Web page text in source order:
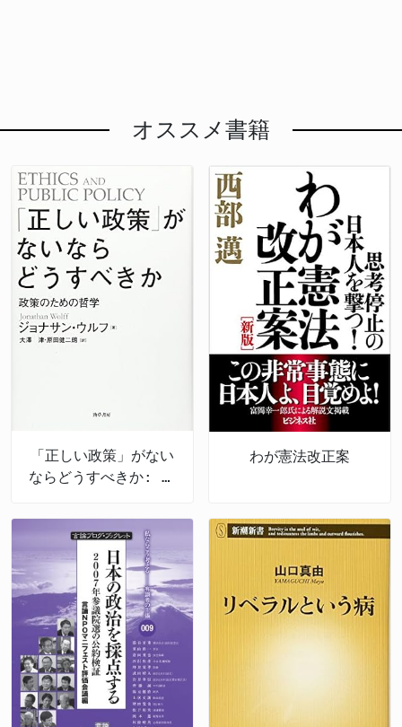
オススメ書籍
「正しい政策」がない
ならどうすべきか: 政
わが憲法改正案